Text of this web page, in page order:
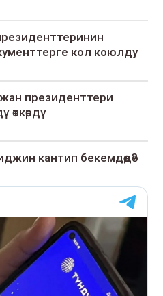
кол коюлду
президенттери
өткөрдү
кантип бекемдөөдө?